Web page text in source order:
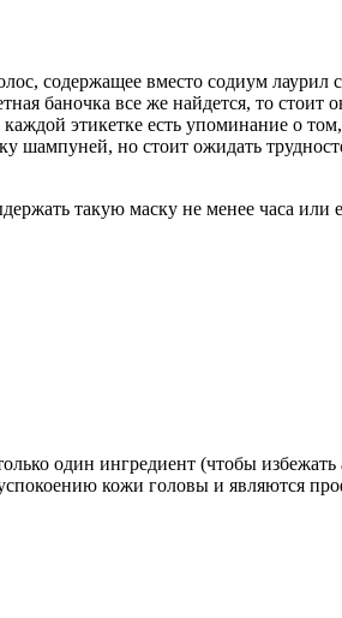
содержащее вместо содиум лаурил
баночка все же найдется, то стоит
этикетке есть упоминание о
шампуней, но стоит ожидать
такую маску не менее часа или
один ингредиент (чтобы избежать
кожи головы и являются